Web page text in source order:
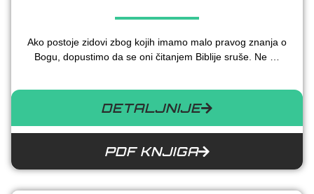
Ako postoje zidovi zbog kojih imamo malo pravog znanja o
Bogu, dopustimo da se oni čitanjem Biblije sruše. Ne …
DETALJNIJE
PDF KNJIGA